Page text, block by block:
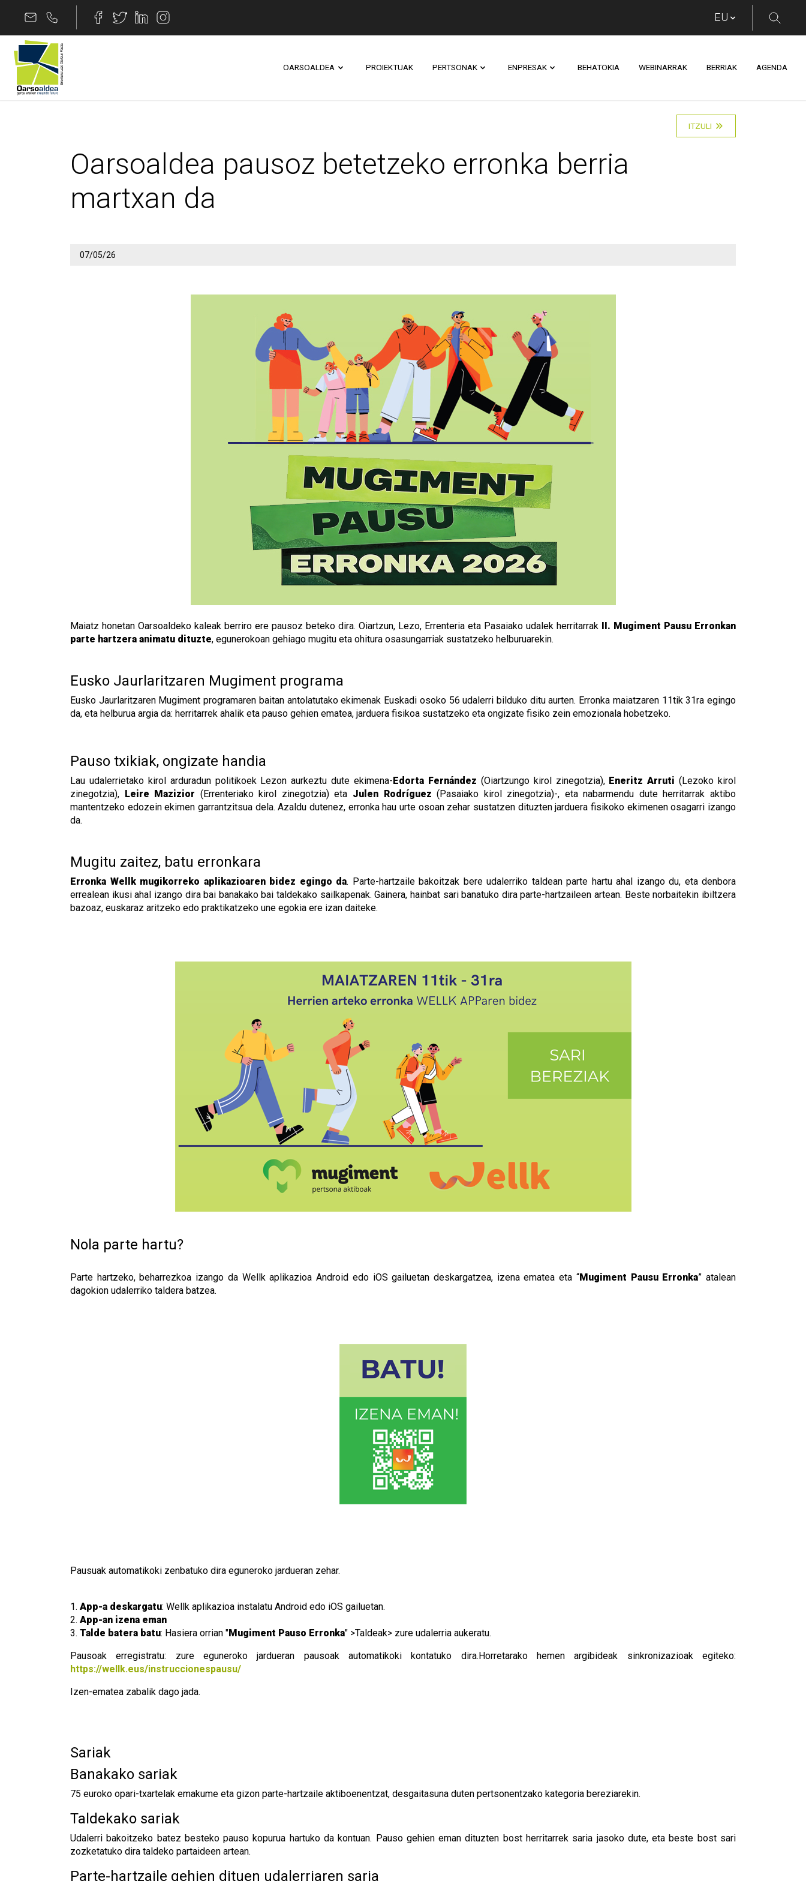
Edukira joan
OARSOALDEA PROIEKTUAK PERTSONAK ENPRESAK BEHATOKIA WEBINARRAK BERRIAK AGENDA
Oarsoaldea pausoz betetzeko erronka berria martxan da
ITZULI
Oarsoaldea pausoz betetzeko erronka berria
martxan da
07/05/26
Maiatz honetan Oarsoaldeko kaleak berriro ere pausoz beteko dira. Oiartzun, Lezo, Errenteria eta Pasaiako udalek herritarrak II. Mugiment Pausu Erronkan
parte hartzera animatu dituzte, egunerokoan gehiago mugitu eta ohitura osasungarriak sustatzeko helburuarekin.
Eusko Jaurlaritzaren Mugiment programa
Eusko Jaurlaritzaren Mugiment programaren baitan antolatutako ekimenak Euskadi osoko 56 udalerri bilduko ditu aurten. Erronka maiatzaren 11tik 31ra egingo
da, eta helburua argia da: herritarrek ahalik eta pauso gehien ematea, jarduera fisikoa sustatzeko eta ongizate fisiko zein emozionala hobetzeko.
Pauso txikiak, ongizate handia
Lau udalerrietako kirol arduradun politikoek Lezon aurkeztu dute ekimena-Edorta Fernández (Oiartzungo kirol zinegotzia), Eneritz Arruti(Lezoko kirol
zinegotzia), Leire Mazizior (Errenteriako kirol zinegotzia) eta Julen Rodríguez (Pasaiako kirol zinegotzia)-, eta nabarmendu dute herritarrak aktibo
mantentzeko edozein ekimen garrantzitsua dela. Azaldu dutenez, erronka hau urte osoan zehar sustatzen dituzten jarduera fisikoko ekimenen osagarri izango
da.
Mugitu zaitez, batu erronkara
Erronka Wellk mugikorreko aplikazioaren bidez egingo da. Parte-hartzaile bakoitzak bere udalerriko taldean parte hartu ahal izango du, eta denbora
errealean ikusi ahal izango dira bai banakako bai taldekako sailkapenak. Gainera, hainbat sari banatuko dira parte-hartzaileen artean. Beste norbaitekin ibiltzera
bazoaz, euskaraz aritzeko edo praktikatzeko une egokia ere izan daiteke.
Nola parte hartu?
Parte hartzeko, beharrezkoa izango da Wellk aplikazioa Android edo iOS gailuetan deskargatzea, izena ematea eta “Mugiment Pausu Erronka” atalean
dagokion udalerriko taldera batzea.
Pausuak automatikoki zenbatuko dira eguneroko jardueran zehar.
1. App-a deskargatu: Wellk aplikazioa instalatu Android edo iOS gailuetan.
2. App-an izena eman
3. Talde batera batu: Hasiera orrian "Mugiment Pauso Erronka" >Taldeak> zure udalerria aukeratu.
Pausoak erregistratu: zure eguneroko jardueran pausoak automatikoki kontatuko dira.Horretarako hemen argibideak sinkronizazioak egiteko:
https://wellk.eus/instruccionespausu/
Izen-ematea zabalik dago jada.
Sariak
Banakako sariak
75 euroko opari-txartelak emakume eta gizon parte-hartzaile aktiboenentzat, desgaitasuna duten pertsonentzako kategoria bereziarekin.
Taldekako sariak
Udalerri bakoitzeko batez besteko pauso kopurua hartuko da kontuan. Pauso gehien eman dituzten bost herritarrek saria jasoko dute, eta beste bost sari
zozketatuko dira taldeko partaideen artean.
Parte-hartzaile gehien dituen udalerriaren saria